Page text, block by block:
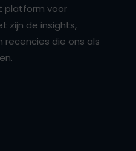
platform voor
zijn de insights,
recencies die ons als